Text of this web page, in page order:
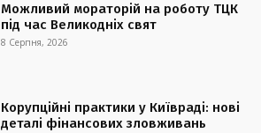
Можливий мораторій на роботу ТЦК
під час Великодніх свят
8 Серпня, 2026
Корупційні практики у Київраді: нові
деталі фінансових зловживань